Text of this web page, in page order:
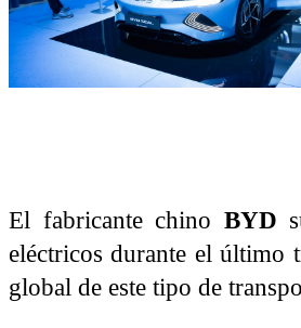
El fabricante chino BYD
eléctricos durante el último
global de este tipo de